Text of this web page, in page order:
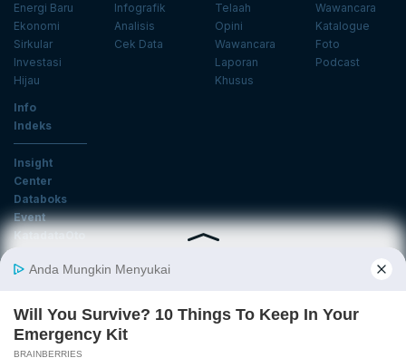
Energi Baru
Ekonomi
Sirkular
Investasi
Hijau
Infografik
Analisis
Cek Data
Telaah
Opini
Wawancara
Laporan
Khusus
Wawancara
Katalogue
Foto
Podcast
Info
Indeks
Insight
Center
Databoks
Event
KatadataOto
Email
Daftar